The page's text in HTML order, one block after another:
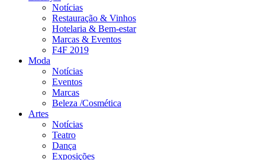
Notícias
Restauração & Vinhos
Hotelaria & Bem-estar
Marcas & Eventos
F4F 2019
Moda
Notícias
Eventos
Marcas
Beleza /Cosmética
Artes
Notícias
Teatro
Dança
Exposições